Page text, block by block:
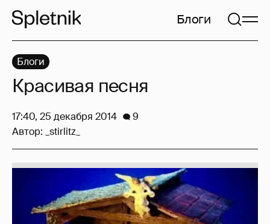
Блоги
Блоги
Красивая песня
17:40, 25 декабря 2014
9
Автор: _stirlitz_